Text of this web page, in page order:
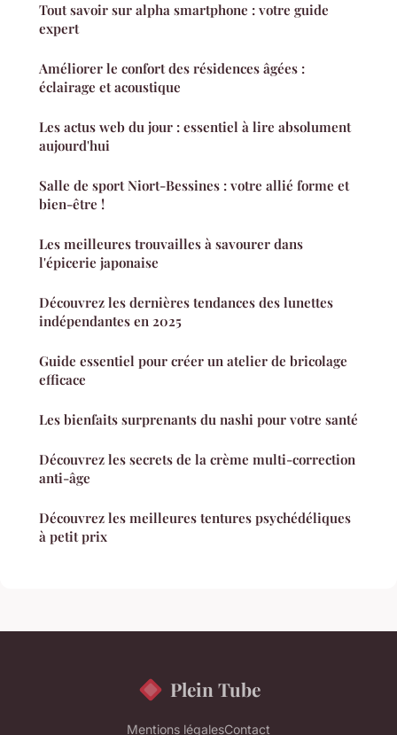
Tout savoir sur alpha smartphone : votre guide
expert
Améliorer le confort des résidences âgées :
éclairage et acoustique
Les actus web du jour : essentiel à lire absolument
aujourd'hui
Salle de sport Niort-Bessines : votre allié forme et
bien-être !
Les meilleures trouvailles à savourer dans
l'épicerie japonaise
Découvrez les dernières tendances des lunettes
indépendantes en 2025
Guide essentiel pour créer un atelier de bricolage
efficace
Les bienfaits surprenants du nashi pour votre santé
Découvrez les secrets de la crème multi-correction
anti-âge
Découvrez les meilleures tentures psychédéliques
à petit prix
Plein Tube
Mentions légalesContact